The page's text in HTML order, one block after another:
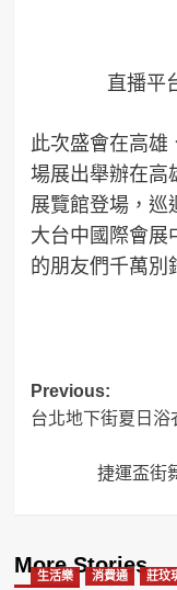
直播平
此次盛會在高雄
場展出舉辦在高
展覽館登場，巡
大台中國際會展
的朋友們千萬別
Post
Previous:
台北地下街夏日浴
捷運盃街
More Stories
生活樂 消費通 莊玟